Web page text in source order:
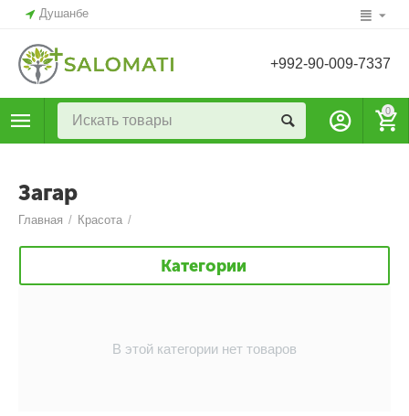
Душанбе
+992-90-009-7337
0
Загар
Главная / Красота /
Категории
В этой категории нет товаров